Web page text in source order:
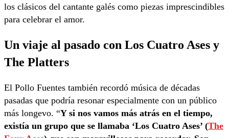
los clásicos del cantante galés como piezas imprescindibles
para celebrar el amor.
Un viaje al pasado con Los Cuatro Ases y
The Platters
El Pollo Fuentes también recordó música de décadas
pasadas que podría resonar especialmente con un público
más longevo. “Y si nos vamos más atrás en el tiempo,
existía un grupo que se llamaba ‘Los Cuatro Ases’ (The